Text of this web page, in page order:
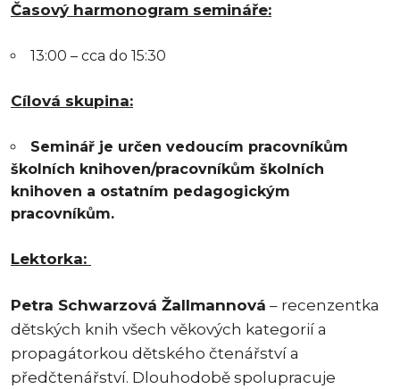
Časový harmonogram semináře:
13:00 – cca do 15:30
Cílová skupina:
Seminář je určen vedoucím pracovníkům
školních knihoven/pracovníkům školních
knihoven a ostatním pedagogickým
pracovníkům.
Lektorka:
Petra Schwarzová Žallmannová – recenzentka
dětských knih všech věkových kategorií a
propagátorkou dětského čtenářství a
předčtenářství. Dlouhodobě spolupracuje